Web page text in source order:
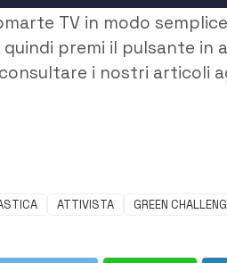
TV in modo
premi il pulsante in
i nostri articoli
ATTIVISTA GREEN